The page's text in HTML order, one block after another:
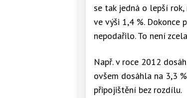
se tak jedná o lepší
ve výši 1,4 %. Dokonce
nepodařilo. To není
Např. v roce 2012
ovšem dosáhla na 3,3
připojištění bez rozdílu.